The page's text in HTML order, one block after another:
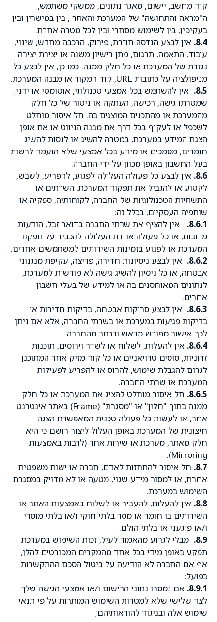
קוד מחשב, יישום, מאגר נתונים, ממשקי משתמש,
ה"מראה והתחושה" של המערכת והאתר , בין במישרין ובין
בעקיפין, בין לשימוש מסחרי ובין לכל מטרה אחרת.
8.4. אין לבצע הנדסה חוזרת, פירוק, הרכבה מחדש, שינוי,
עיבוד, התאמה, תרגום, מתן רישיון משנה או יצירת יצירה
נגזרת של המערכת או כל חלק ממנה. כמו כן, אין לבצע כל
מניפולציה על כתובות URL, קוד המקור או מבנה המערכת.
8.5.
אין להשתמש בכל אמצעי טכנולוגי, אוטומטי או ידני,
שמטרתו גישה, רכישה, העתקה או ניטור של כל חלק
מהמערכת או מהתכנים המוצגים בה. חל איסור מוחלט
לשכפל או לעקוף בכל דרך את מבנה הניווט או את אופן
הצגת המידע במערכת, במטרה להשיג או לנסות להשיג
חומרים, מסמכים או מידע בכל אמצעי שלא הועמד לרשות
בעל החשבון באופן מכוון על ידי החברה.
8.6. אין לבצע כל פעולה העלולה לפגוע, להפריע, לשבש,
לקטוע או להגביל את תפקוד המערכת, השרתים או
התשתיות הטכנולוגיות של החברה, לקוחותיה, ספקיה או
שותפיה העסקיים, בכלל זה:
8.6.1.
אין להציף את שרתי החברה בדואר זבל, הודעות
מרובות, או כל פעולה אחרת העלולה להכביד על תפקוד
המערכת או לפגוע בזמינות השירותים למשתמשים אחרים.
8.6.2.
אין לבצע ניסיונות חדירה, פריצה, עקיפת מנגנוני
אבטחה, או כל ניסיון להשיג גישה לא מורשית למערכת,
לנתונים המאוחסנים בה או למידע של בעלי חשבון
אחרים.
8.6.3.
אין לבצע סריקות אבטחה, בדיקות חדירות או
בדיקות פגיעות במערכת או בשרתי החברה, אלא אם ניתן
לכך אישור מפורש מראש ובכתב מהחברה.
8.6.4. אין להעלות, לשלוח או לשדר וירוסים, תוכנות
זדוניות, סוסים טרויאניים או כל קוד מזיק אחר המתוכנן
לגרום להגבלת שימוש, להרוס או להפריע לפעילות
המערכת או שרתי החברה.
8.6.5. חל איסור מוחלט להציג את המערכת או כל חלק
ממנה בתוך "חלון" או "מסגרת" (Frame) באתר אינטרנט
אחר, או לעשות כל פעולה טכנית המאפשרת הצגה
חיצונית של המערכת באופן העלול ליצור רושם כי היא
חלק מאתר, מערכת או שירות אחר (לרבות באמצעות
Mirroring).
8.7. חל איסור להתחזות לאדם, חברה או ישות משפטית
אחרת, או למסור מידע שגוי, מטעה או לא מדויק במסגרת
השימוש במערכת.
8.8. אין להעלות, להעביר או לשלוח באמצעות האתר או
השירותים בו חומר או מסר בלתי חוקי ו/או בלתי מוסרי
ו/או פוגעני או בלתי הולם.
8.9.
מבלי לגרוע מהאמור לעיל, זכות השימוש במערכת
תפקע באופן מידי בכל אחד מהמקרים המפורטים להלן,
אף אם החברה לא הודיעה על ביטול הסכם ההתקשרות
בפועל:
8.9.1. אם נמסרו נתוני הרישום ו/או אמצעי הגישה שלך
לצד שלישי שלא למטרות השימוש המותרות על פי תנאי
שימוש אלה ובניגוד להוראותיהם;